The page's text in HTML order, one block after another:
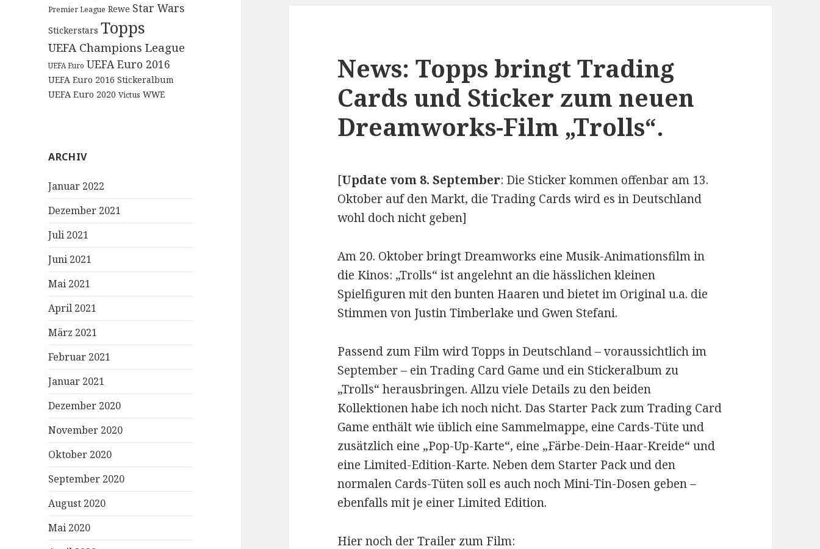
Premier League Rewe Star Wars
Stickerstars Topps
UEFA Champions League
UEFA Euro UEFA Euro 2016
UEFA Euro 2016 Stickeralbum
UEFA Euro 2020 Victus WWE
ARCHIV
Januar 2022
Dezember 2021
Juli 2021
Juni 2021
Mai 2021
April 2021
März 2021
Februar 2021
Januar 2021
Dezember 2020
November 2020
Oktober 2020
September 2020
August 2020
Mai 2020
News: Topps bringt Trading
Cards und Sticker zum neuen
Dreamworks-Film „Trolls“.
[Update vom 8. September: Die Sticker kommen offenbar am 13.
Oktober auf den Markt, die Trading Cards wird es in Deutschland
wohl doch nicht geben]
Am 20. Oktober bringt Dreamworks eine Musik-Animationsfilm in
die Kinos: „Trolls“ ist angelehnt an die hässlichen kleinen
Spielfiguren mit den bunten Haaren und bietet im Original u.a. die
Stimmen von Justin Timberlake und Gwen Stefani.
Passend zum Film wird Topps in Deutschland – voraussichtlich im
September – ein Trading Card Game und ein Stickeralbum zu
„Trolls“ herausbringen. Allzu viele Details zu den beiden
Kollektionen habe ich noch nicht. Das Starter Pack zum Trading Card
Game enthält wie üblich eine Sammelmappe, eine Cards-Tüte und
zusätzlich eine „Pop-Up-Karte“, eine „Färbe-Dein-Haar-Kreide“ und
eine Limited-Edition-Karte. Neben dem Starter Pack und den
normalen Cards-Tüten soll es auch noch Mini-Tin-Dosen geben –
ebenfalls mit je einer Limited Edition.
Hier noch der Trailer zum Film: